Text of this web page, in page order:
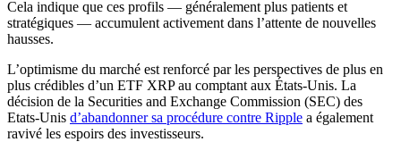
Cela indique que ces profils — généralement plus patients et
stratégiques — accumulent activement dans l’attente de nouvelles
hausses.
L’optimisme du marché est renforcé par les perspectives de plus en
plus crédibles d’un ETF XRP au comptant aux États-Unis. La
décision de la Securities and Exchange Commission (SEC) des
Etats-Unis d’abandonner sa procédure contre Ripple a également
ravivé les espoirs des investisseurs.